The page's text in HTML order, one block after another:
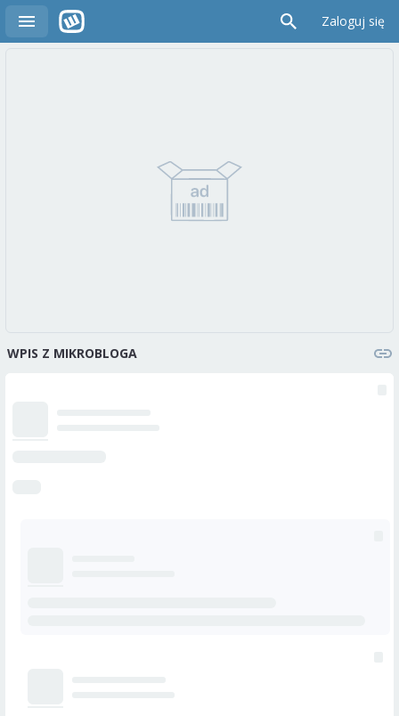
Zaloguj się
WPIS Z MIKROBLOGA